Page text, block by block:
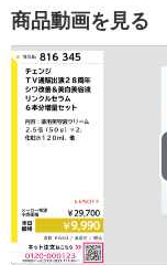
＜配合／無配合表示
無香料※香りが無
アルコール、ター
用
【ジェミーネフェ
＜配合／無配合表
無香料※香りが無
ル系色素不使用、
【ジェミーネフェ
＜ジェミーネフ
０ｇ＞
【原産国（地）】
・日本製
＜ジェミーネフ
【原産国（地）】
・日本製
商品動画を見る